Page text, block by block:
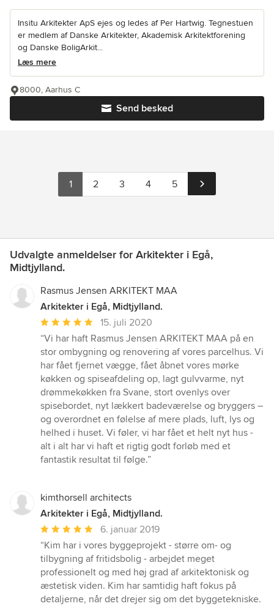
Insitu Arkitekter ApS ejes og ledes af Per Hartwig. Tegnestuen
er medlem af Danske Arkitekter, Akademisk Arkitektforening
og Danske BoligArkit...
Læs mere
Send besked
8000, Aarhus C
1 2 3 4 5
Udvalgte anmeldelser for Arkitekter i Egå,
Midtjylland.
Rasmus Jensen ARKITEKT MAA
Arkitekter i Egå, Midtjylland.
Gennemsnitlig
bedømmelse:
5
ud
af
5
stjerner
15. juli 2020
“Vi har haft Rasmus Jensen ARKITEKT MAA på en
stor ombygning og renovering af vores parcelhus. Vi
har fået fjernet vægge, fået åbnet vores mørke
køkken og spiseafdeling op, lagt gulvvarme, nyt
drømmekøkken fra Svane, stort ovenlys over
spisebordet, nyt lækkert badeværelse og bryggers –
og overordnet en følelse af mere plads, luft, lys og
helhed i huset. Vi føler, vi har fået et helt nyt hus -
alt i alt har vi haft et rigtig godt forløb med et
fantastik resultat til følge.”
kimthorsell architects
Arkitekter i Egå, Midtjylland.
Gennemsnitlig
bedømmelse:
5
ud
af
5
6. januar 2019
“Kim har i vores byggeprojekt - større om- og
tilbygning af fritidsbolig - arbejdet meget
professionelt og med høj grad af arkitektonisk og
æstetisk viden. Kim har samtidig haft fokus på
detaljerne, når det drejer sig om det byggetekniske.